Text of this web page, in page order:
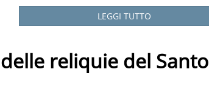
LEGGI TUTTO
reliquie del Santo